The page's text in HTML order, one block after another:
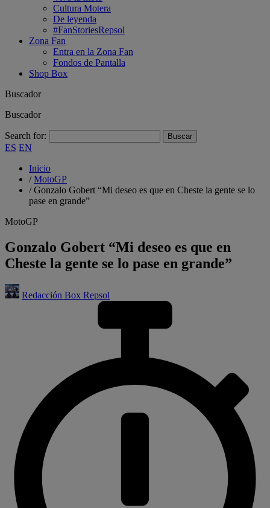
Cultura Motera
De leyenda
#FanStoriesRepsol
Zona Fan
Entra en la Zona Fan
Fondos de Pantalla
Shop Box
Buscador
Buscador
Search for:
ES EN
Inicio
/MotoGP
/Gonzalo Gobert “Mi deseo es que en Cheste la gente se lo
pase en grande”
MotoGP
Gonzalo Gobert “Mi deseo es que en
Cheste la gente se lo pase en grande”
Redacción Box Repsol